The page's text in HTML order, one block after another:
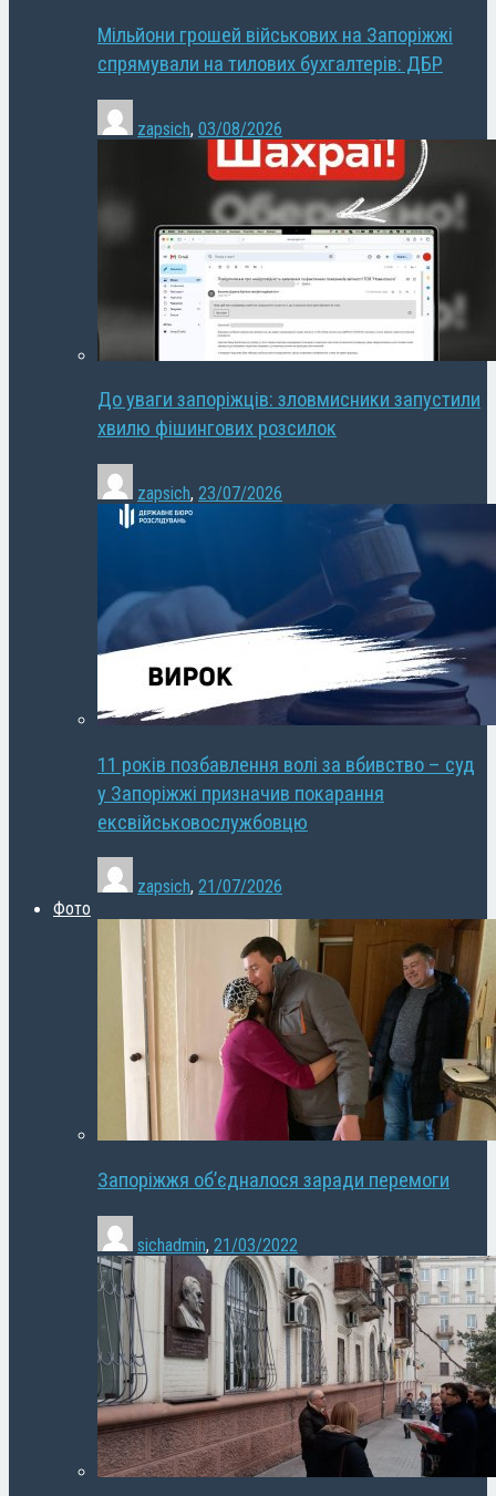
Мільйони грошей військових на Запоріжжі
спрямували на тилових бухгалтерів: ДБР
zapsich, 03/08/2026
До уваги запоріжців: зловмисники запустили
хвилю фішингових розсилок
zapsich, 23/07/2026
11 років позбавлення волі за вбивство – суд
у Запоріжжі призначив покарання
ексвійськовослужбовцю
zapsich, 21/07/2026
Фото
Запоріжжя об’єдналося заради перемоги
sichadmin, 21/03/2022